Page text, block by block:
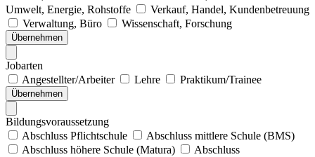
Umwelt, Energie, Rohstoffe
Verkauf, Handel, Kundenbetreuung
Verwaltung, Büro
Wissenschaft, Forschung
Übernehmen
Jobarten
Angestellter/Arbeiter
Lehre Praktikum/Trainee
Übernehmen
Bildungsvoraussetzung
Abschluss Pflichtschule
Abschluss mittlere Schule (BMS)
Abschluss höhere Schule (Matura)
Abschluss